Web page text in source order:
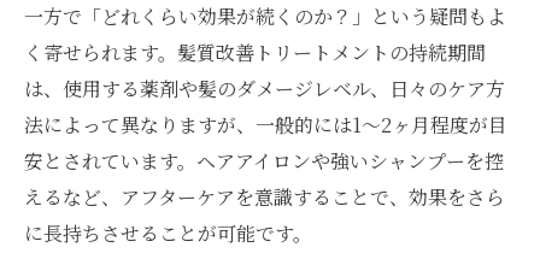
一方で「どれくらい効果が続くのか？」という疑問もよ
く寄せられます。髪質改善トリートメントの持続期間
は、使用する薬剤や髪のダメージレベル、日々のケア方
法によって異なりますが、一般的には1〜2ヶ月程度が目
安とされています。ヘアアイロンや強いシャンプーを控
えるなど、アフターケアを意識することで、効果をさら
に長持ちさせることが可能です。